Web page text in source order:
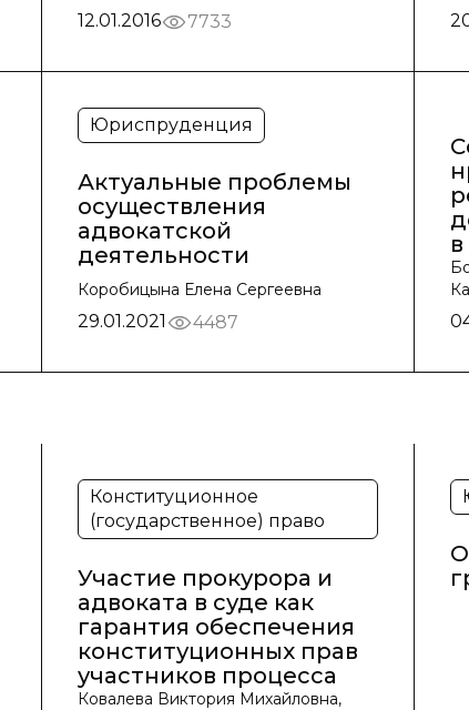
12.01.2016 7733
Юриспруденция
Актуальные проблемы
осуществления
адвокатской
деятельности
Коробицына Елена Сергеевна
29.01.2021 4487
Конституционное
(государственное) право
Участие прокурора и
адвоката в суде как
гарантия обеспечения
конституционных прав
участников процесса
Ковалева Виктория Михайловна,